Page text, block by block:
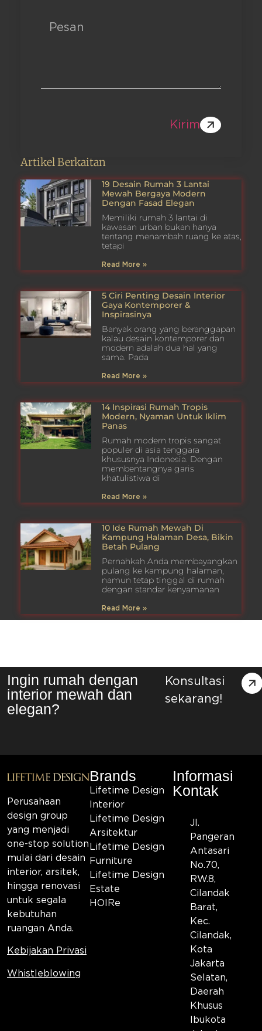
Kirim
Artikel Berkaitan
19 Desain Rumah 3 Lantai
Mewah Bergaya Modern
Dengan Fasad Elegan
Memiliki rumah 3 lantai di
kawasan urban bukan hanya
tentang menambah ruang ke atas,
tetapi
Read More »
5 Ciri Penting Desain Interior
Gaya Kontemporer &
Inspirasinya
Banyak orang yang beranggapan
kalau desain kontemporer dan
modern adalah dua hal yang
sama. Pada
Read More »
14 Inspirasi Rumah Tropis
Modern, Nyaman Untuk Iklim
Panas
Rumah modern tropis sangat
populer di asia tenggara
khususnya Indonesia. Dengan
membentangnya garis
khatulistiwa di
Read More »
10 Ide Rumah Mewah Di
Kampung Halaman Desa, Bikin
Betah Pulang
Pernahkah Anda membayangkan
pulang ke kampung halaman,
namun tetap tinggal di rumah
dengan standar kenyamanan
Read More »
Ingin rumah dengan
interior mewah dan
elegan?
Konsultasi
sekarang!
Perusahaan
design group
yang menjadi
one-stop solution
mulai dari desain
interior, arsitek,
hingga renovasi
untuk segala
kebutuhan
ruangan Anda.
Kebijakan Privasi
Whistleblowing
Brands
Lifetime Design
Interior
Lifetime Design
Arsitektur
Lifetime Design
Furniture
Lifetime Design
Estate
HOIRe
Informasi
Kontak
Jl.
Pangeran
Antasari
No.70,
RW.8,
Cilandak
Barat,
Kec.
Cilandak,
Kota
Jakarta
Selatan,
Daerah
Khusus
Ibukota